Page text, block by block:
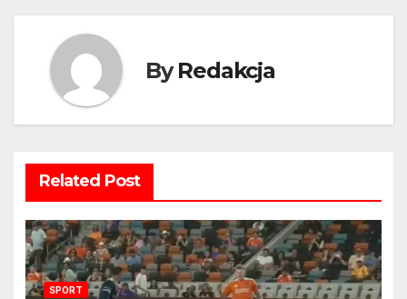
ByRedakcja
Related Post
SPORT